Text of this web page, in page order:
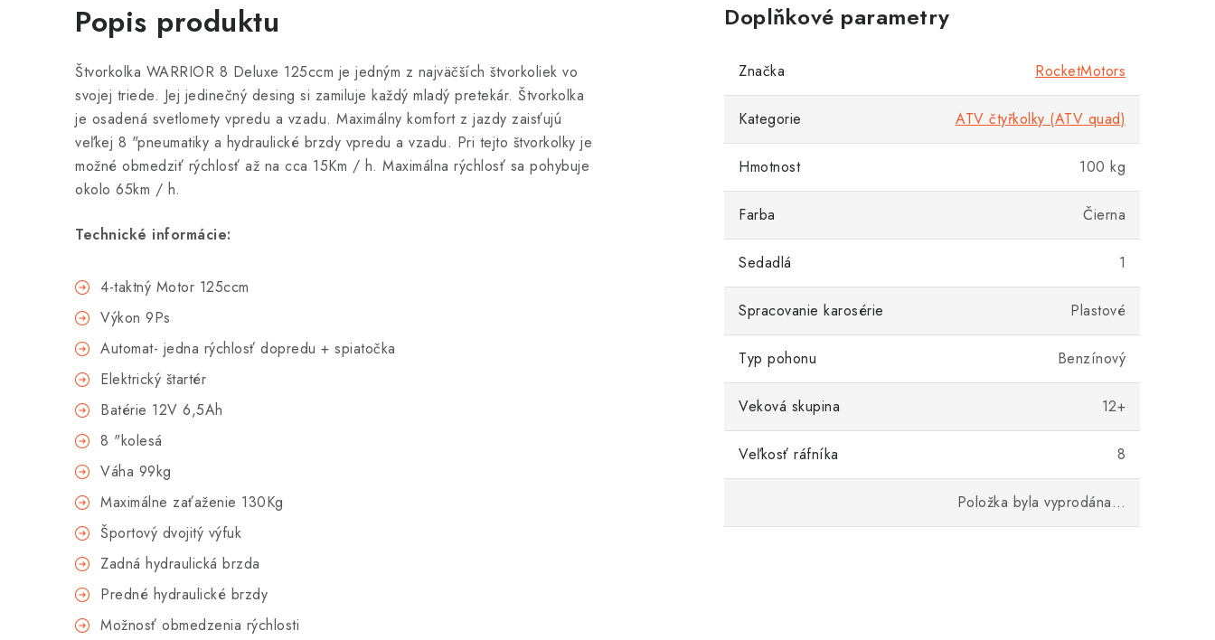
Popis produktu
Štvorkolka WARRIOR 8 Deluxe 125ccm je jedným z najväčších štvorkoliek vo
svojej triede. Jej jedinečný desing si zamiluje každý mladý pretekár. Štvorkolka
je osadená svetlomety vpredu a vzadu. Maximálny komfort z jazdy zaisťujú
veľkej 8 "pneumatiky a hydraulické brzdy vpredu a vzadu. Pri tejto štvorkolky je
možné obmedziť rýchlosť až na cca 15Km / h. Maximálna rýchlosť sa pohybuje
okolo 65km / h.
Technické informácie:
4-taktný Motor 125ccm
Výkon 9Ps
Automat- jedna rýchlosť dopredu + spiatočka
Elektrický štartér
Batérie 12V 6,5Ah
8 "kolesá
Váha 99kg
Maximálne zaťaženie 130Kg
Športový dvojitý výfuk
Zadná hydraulická brzda
Predné hydraulické brzdy
Možnosť obmedzenia rýchlosti
Doplňkové parametry
Značka RocketMotors
Kategorie ATV čtyřkolky (ATV quad)
Hmotnost 100 kg
Farba Čierna
Sedadlá 1
Spracovanie karosérie Plastové
Typ pohonu Benzínový
Veková skupina 12+
Veľkosť ráfníka 8
Položka byla vyprodána…